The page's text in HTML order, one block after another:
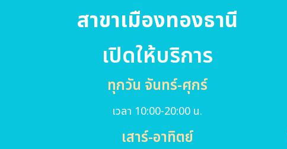
สาขาเมืองทองธานี
เปิดให้บริการ
ทุกวัน จันทร์-ศุกร์
เวลา 10:00-20:00 น.
เสาร์-อาทิตย์